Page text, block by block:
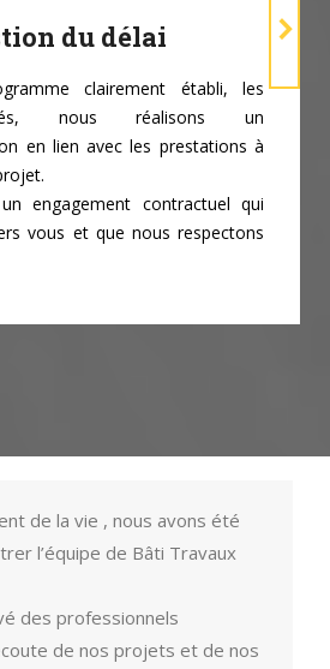
du délai
clairement établi, les
nous réalisons un
en lien avec les prestations à
engagement contractuel qui
vous et que nous respectons
de la vie , nous avons été
l’équipe de Bâti Travaux
des professionnels
de nos projets et de nos